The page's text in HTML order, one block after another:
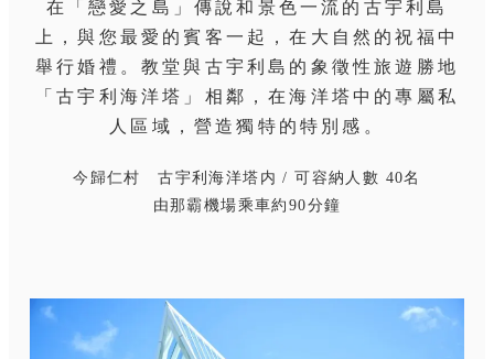
在「戀愛之島」傳說和景色一流的古宇利島
上，與您最愛的賓客一起，在大自然的祝福中
舉行婚禮。教堂與古宇利島的象徵性旅遊勝地
「古宇利海洋塔」相鄰，在海洋塔中的專屬私
人區域，營造獨特的特別感。
今歸仁村 古宇利海洋塔内 / 可容納人數 40名
由那霸機場乘車約90分鐘